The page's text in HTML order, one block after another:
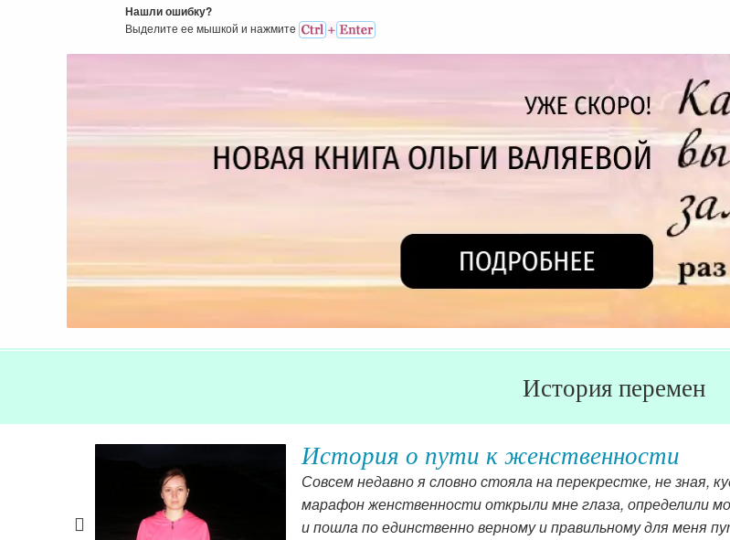
Нашли ошибку?
Выделите ее мышкой и нажмитe
История перемен
История о пути к женственности
Совсем недавно я словно стояла на перекрестке, не
марафон женственности открыли мне глаза, определили
и пошла по единственно верному и правильному для меня